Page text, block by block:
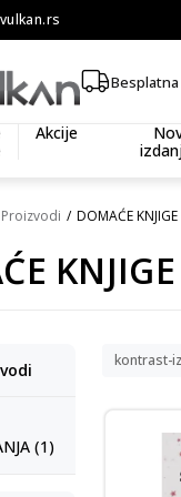
na tri kupljena artikla
Akcije
Proizvodi DOMAĆE KNJIGE
KNJIGE
(1)
kontrast-